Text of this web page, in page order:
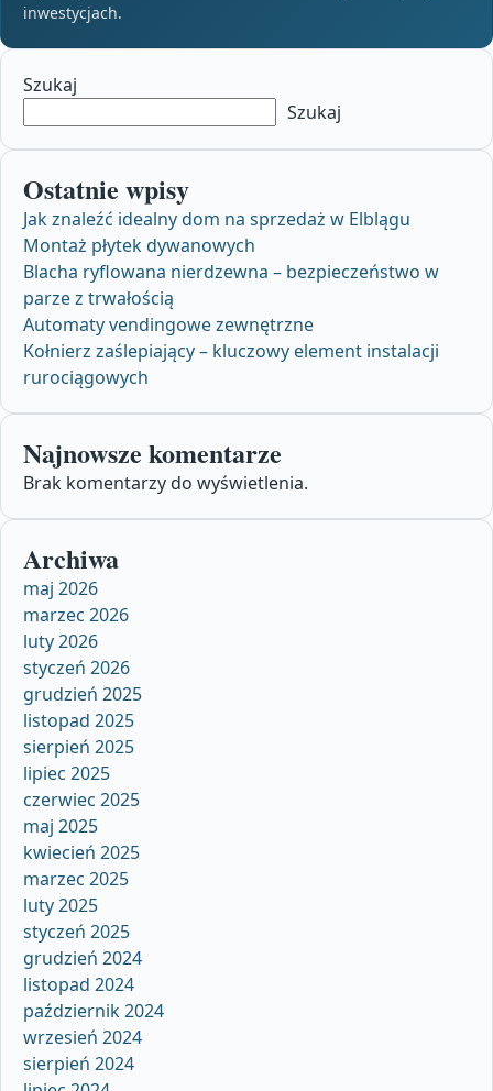
inwestycjach.
Szukaj
Szukaj
Ostatnie wpisy
Jak znaleźć idealny dom na sprzedaż w Elblągu
Montaż płytek dywanowych
Blacha ryflowana nierdzewna – bezpieczeństwo w
parze z trwałością
Automaty vendingowe zewnętrzne
Kołnierz zaślepiający – kluczowy element instalacji
rurociągowych
Najnowsze komentarze
Brak komentarzy do wyświetlenia.
Archiwa
maj 2026
marzec 2026
luty 2026
styczeń 2026
grudzień 2025
listopad 2025
sierpień 2025
lipiec 2025
czerwiec 2025
maj 2025
kwiecień 2025
marzec 2025
luty 2025
styczeń 2025
grudzień 2024
listopad 2024
październik 2024
wrzesień 2024
sierpień 2024